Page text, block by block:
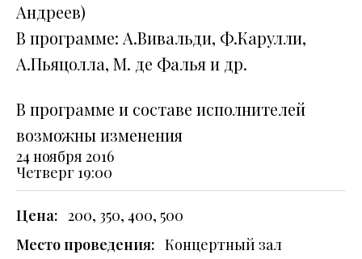
Андреев)
В программе: А.Вивальди, Ф.Карулли,
А.Пьяцолла, М. де Фалья и др.
В программе и составе исполнителей
возможны изменения
24 ноября 2016
Четверг 19:00
Цена: 200, 350, 400, 500
Место проведения: Концертный зал